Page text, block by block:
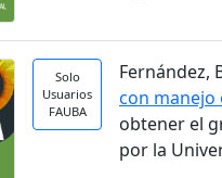
Solo
Usuarios
FAUBA
Fernández,
con manejo
obtener el
por la